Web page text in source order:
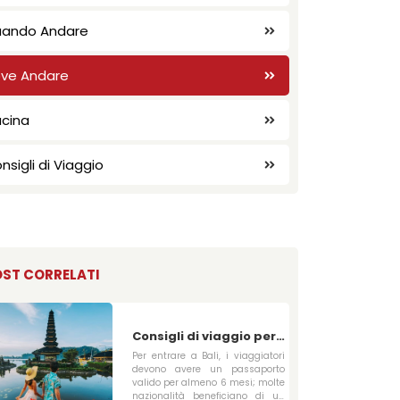
I NOSTRI SERVIZI
Andare
Andare
di Viaggio
CORRELATI
Consigli di viaggio per
Bali
Per entrare a Bali, i viaggiatori
devono avere un passaporto
valido per almeno 6 mesi; molte
nazionalità beneficiano di un